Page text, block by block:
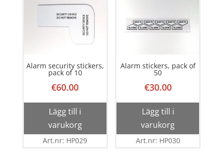
Alarm security stickers,
pack of 10
€60.00
Lägg till i
varukorg
Art.nr: HP029
Alarm stickers, pack of
50
€30.00
Lägg till i
varukorg
Art.nr: HP030